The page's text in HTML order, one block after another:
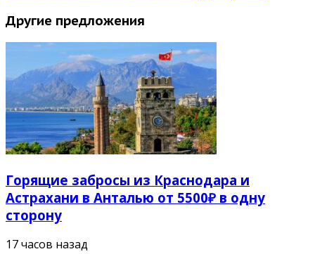
Другие предложения
Горящие забросы из Краснодара и
Астрахани в Анталью от 5500₽ в одну
сторону
17 часов назад